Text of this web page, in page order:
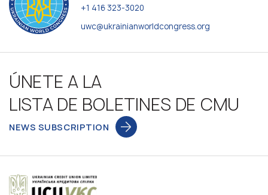
+1 416 323-3020
uwc@ukrainianworldcongress.org
ÚNETE A LA
LISTA DE BOLETINES DE CMU
NEWS SUBSCRIPTION